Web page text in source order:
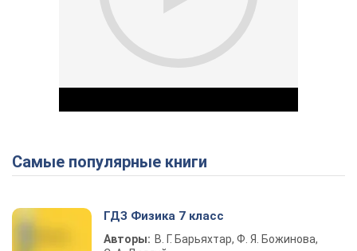
Play Video
Самые популярные книги
ГДЗ Физика 7 класс
Авторы: В. Г. Барьяхтар, Ф. Я. Божинова,